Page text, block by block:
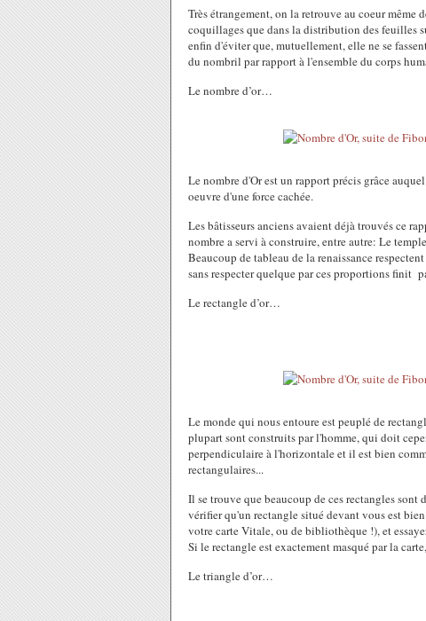
Très étrangement, on la retrouve au coeur même
coquillages que dans la distribution des feuilles
enfin d'éviter que, mutuellement, elle ne se
du nombril par rapport à l'ensemble du corps
Le nombre d’or…
Le nombre d'Or est un rapport précis grâce
oeuvre d'une force cachée.
Les bâtisseurs anciens avaient déjà trouvés ce
nombre a servi à construire, entre autre: Le
Beaucoup de tableau de la renaissance
sans respecter quelque par ces proportions finit
Le rectangle d’or…
Le monde qui nous entoure est peuplé de
plupart sont construits par l'homme, qui doit
perpendiculaire à l'horizontale et il est bien
rectangulaires...
Il se trouve que beaucoup de ces rectangles
vérifier qu'un rectangle situé devant vous est
votre carte Vitale, ou de bibliothèque !), et
Si le rectangle est exactement masqué par la
Le triangle d’or…